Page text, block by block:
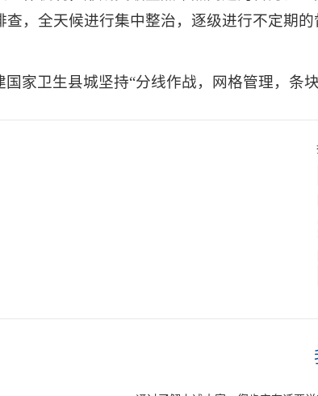
查，全天候进行集中整治，逐级进行不定期的
国家卫生县城坚持“分线作战，网格管理，条